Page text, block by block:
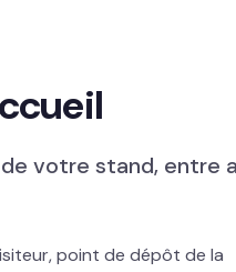
votre stand, entre
point de dépôt de la